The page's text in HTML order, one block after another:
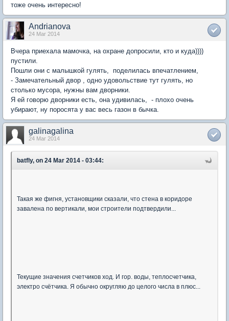
тоже очень интересно!
Andrianova
24 Mar 2014
Вчера приехала мамочка, на охране допросили, кто и куда))))
пустили.
Пошли они с малышкой гулять, поделилась впечатлением,
- Замечательный двор , одно удовольствие тут гулять, но
столько мусора, нужны вам дворники.
Я ей говорю дворники есть, она удивилась, - плохо очень
убирают, ну поросята у вас весь газон в бычка.
galinagalina
24 Mar 2014
batfly, on 24 Mar 2014 - 03:44:
Такая же фигня, установщики сказали, что стена в коридоре
завалена по вертикали, мои строители подтвердили...
Текущие значения счетчиков ход. И гор. воды, теплосчетчика,
электро счётчика. Я обычно округляю до целого числа в плюс...